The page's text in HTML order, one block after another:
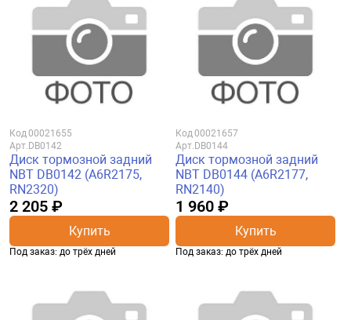
Код00021655
Арт. DB0142
Диск тормозной задний
NBT DB0142 (A6R2175,
RN2320)
2 205 ₽
Купить
Под заказ: до трёх дней
Код00021657
Арт. DB0144
Диск тормозной задний
NBT DB0144 (A6R2177,
RN2140)
1 960 ₽
Купить
Под заказ: до трёх дней